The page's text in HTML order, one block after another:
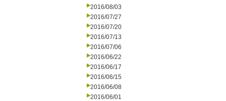
2016/08/03
2016/07/27
2016/07/20
2016/07/13
2016/07/06
2016/06/22
2016/06/17
2016/06/15
2016/06/08
2016/06/01